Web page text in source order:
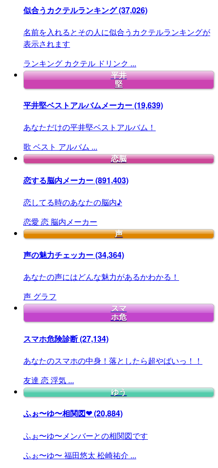
似合うカクテルランキング(37,026)
名前を入れるとその人に似合うカクテルランキングが
表示されます
ランキング カクテル ドリンク ...
平井
堅
平井堅ベストアルバムメーカー(19,639)
あなただけの平井堅ベストアルバム！
歌 ベスト アルバム ...
恋脳
恋する脳内メーカー(891,403)
恋してる時のあなたの脳内♪
恋愛 恋 脳内メーカー
声
声の魅力チェッカー(34,364)
あなたの声にはどんな魅力があるかわかる！
声 グラフ
スマ
ホ危
スマホ危険診断(27,134)
あなたのスマホの中身！落としたら超やばいっ！！
友達 恋浮気 ...
ゆう
ふぉ〜ゆ〜相関図❤(20,884)
ふぉ〜ゆ〜メンバーとの相関図です
ふぉ〜ゆ〜 福田悠太 松崎祐介 ...